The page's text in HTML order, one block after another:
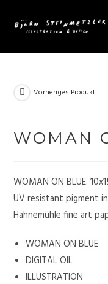
Vorheriges Produkt
WOMAN
WOMAN ON BLUE.
UV resistant pigment
Hahnemühle fine art
WOMAN ON BLUE
DIGITAL OIL
ILLUSTRATION